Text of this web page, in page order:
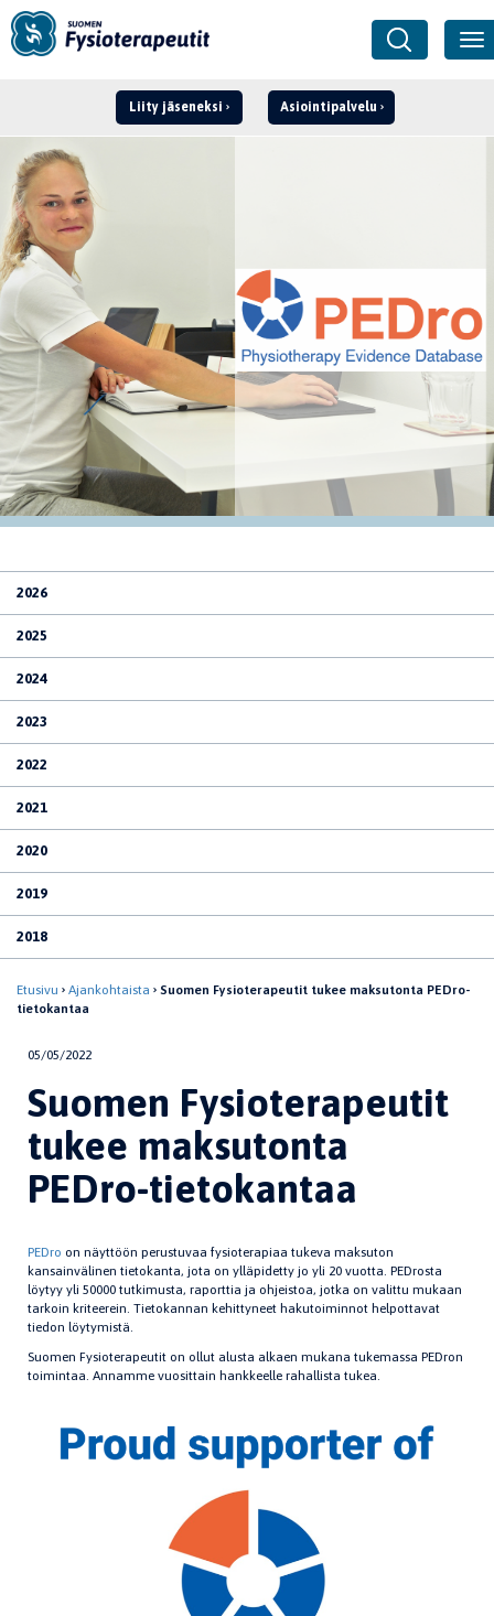
Liity jäseneksi Asiointipalvelu
2026
2025
2024
2023
2022
2021
2020
2019
2018
Etusivu Ajankohtaista
Suomen Fysioterapeutit tukee maksutonta PEDro-
tietokantaa
05/05/2022
Suomen Fysioterapeutit
tukee maksutonta
PEDro-tietokantaa
PEDro on näyttöön perustuvaa fysioterapiaa tukeva maksuton
kansainvälinen tietokanta, jota on ylläpidetty jo yli 20 vuotta. PEDrosta
löytyy yli 50000 tutkimusta, raporttia ja ohjeistoa, jotka on valittu mukaan
tarkoin kriteerein. Tietokannan kehittyneet hakutoiminnot helpottavat
tiedon löytymistä.
Suomen Fysioterapeutit on ollut alusta alkaen mukana tukemassa PEDron
toimintaa. Annamme vuosittain hankkeelle rahallista tukea.